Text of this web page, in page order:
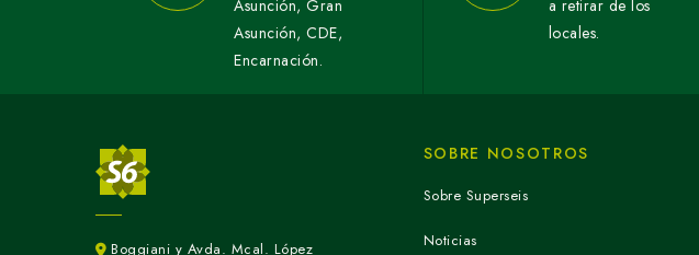
Asunción, Gran
Asunción, CDE,
Encarnación.
a retirar de los
locales.
Boggiani y Avda. Mcal. López
SOBRE NOSOTROS
Sobre Superseis
Noticias